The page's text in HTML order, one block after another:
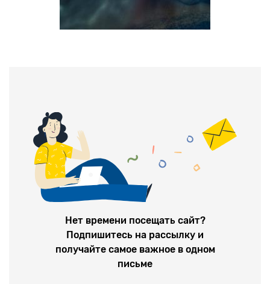
Нет времени посещать сайт?
Подпишитесь на рассылку и
получайте самое важное в одном
письме